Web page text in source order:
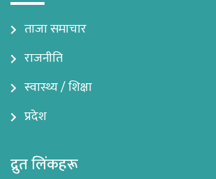
ताजा समाचार
राजनीति
स्वास्थ्य / शिक्षा
प्रदेश
द्रुत लिंकहरू